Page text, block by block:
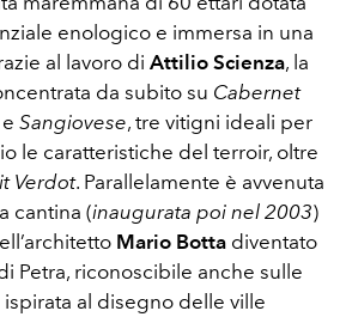
enologico e immersa in una
al lavoro di Attilio Scienza, la
da subito su Cabernet
e Sangiovese, tre vitigni ideali per
le caratteristiche del terroir, oltre
Verdot. Parallelamente è avvenuta
cantina (inaugurata poi nel 2003)
Mario Botta diventato
Petra, riconoscibile anche sulle
al disegno delle ville